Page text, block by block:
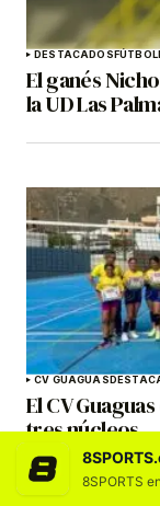
DESTACADOSFÚTBOL
El ganés
la UD Las
CV GUAGUAS
El CV
tres núcleos
8SPORTS